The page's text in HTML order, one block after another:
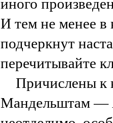
И тем не менее
подчеркнут
перечитывайте
Причислены к
Мандельштам —